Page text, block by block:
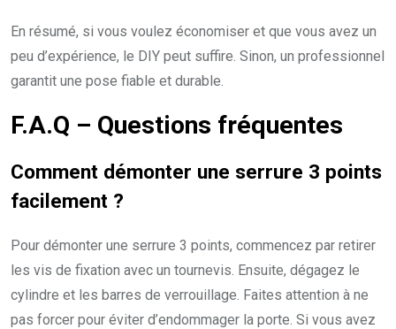
En résumé, si vous voulez économiser et que vous avez un
peu d’expérience, le DIY peut suffire. Sinon, un professionnel
garantit une pose fiable et durable.
F.A.Q – Questions fréquentes
Comment démonter une serrure 3 points
facilement ?
Pour démonter une serrure 3 points, commencez par retirer
les vis de fixation avec un tournevis. Ensuite, dégagez le
cylindre et les barres de verrouillage. Faites attention à ne
pas forcer pour éviter d’endommager la porte. Si vous avez